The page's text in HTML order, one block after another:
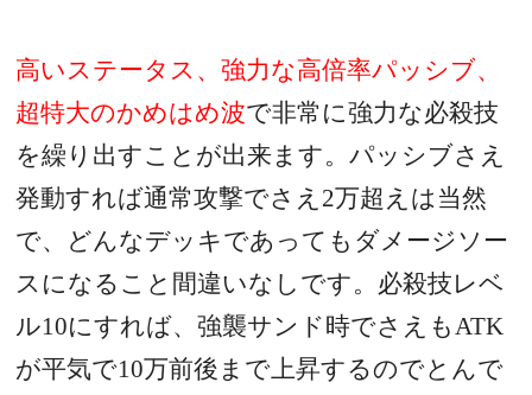
高いステータス、強力な高倍率パッシブ、
超特大のかめはめ波で非常に強力な必殺技
を繰り出すことが出来ます。パッシブさえ
発動すれば通常攻撃でさえ 2万超えは当然
で、どんなデッキであってもダメージソー
スになること間違いなしです。必殺技レベ
ル10にすれば、強襲サンド時でさえもATK
が平気で10万前後まで上昇するのでとんで